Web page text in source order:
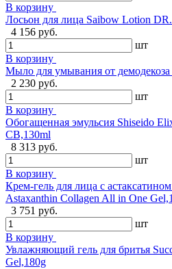
В корзину
Лосьон для лица Saibow Lotion
4 156 руб.
шт
В корзину
Мыло для умывания от
2 230 руб.
шт
В корзину
Обогащенная эмульсия Shiseido
CB,130ml
8 313 руб.
шт
В корзину
Крем-гель для лица с
Astaxanthin Collagen All in One
3 751 руб.
шт
В корзину
Увлажняющий гель для бритья
Gel,180g